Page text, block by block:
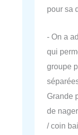
pour sa
- On a
qui
groupe
Grande
de
/ coin